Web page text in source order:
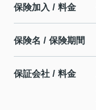
保険加入 / 料金
保険名 / 保険期間
保証会社 / 料金